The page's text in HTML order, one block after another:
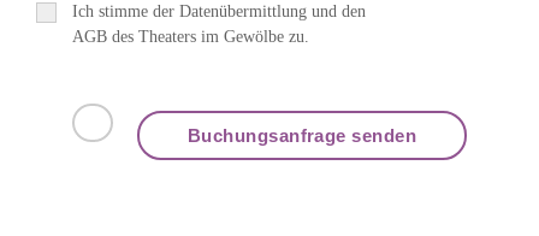
Ich stimme der Datenübermittlung und den
AGB des Theaters im Gewölbe zu.